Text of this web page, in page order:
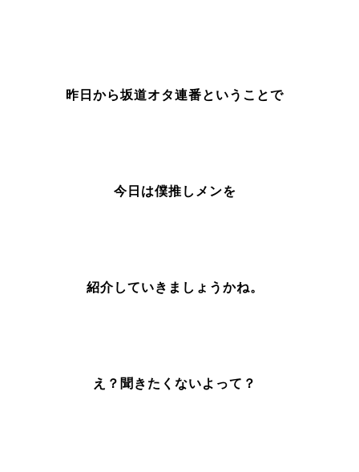
昨日から坂道オタ連番ということで
今日は僕推しメンを
紹介していきましょうかね。
え？聞きたくないよって？